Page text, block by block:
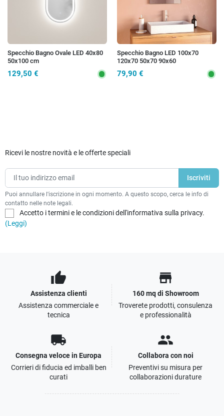
Specchio Bagno Ovale LED 40x80
50x100 cm
129,50 €
Specchio Bagno LED 100x70
120x70 50x70 90x60
79,90 €
Ricevi le nostre novità e le offerte speciali
Puoi annullare l'iscrizione in ogni momento. A questo scopo, cerca le info di
contatto nelle note legali.
Accetto i termini e le condizioni dell'informativa sulla privacy.
(Leggi)
thumb_up
Assistenza clienti
Assistenza commerciale e
tecnica
store
160 mq di Showroom
Troverete prodotti, consulenza
e professionalità
local_shipping
Consegna veloce in Europa
Corrieri di fiducia ed imballi ben
curati
people
Collabora con noi
Preventivi su misura per
collaborazioni durature